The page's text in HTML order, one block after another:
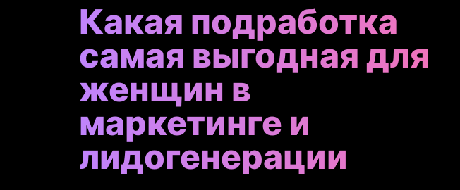
Какая подработка
самая выгодная для
женщин в
маркетинге и
лидогенерации